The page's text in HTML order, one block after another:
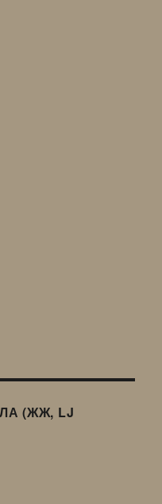
(ЖЖ, LJ